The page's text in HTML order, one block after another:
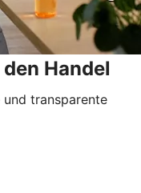
Handel
und transparente